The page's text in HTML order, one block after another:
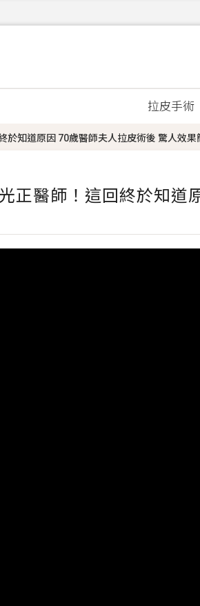
拉皮手術
知道原因 70歲醫師夫人拉皮術後 驚人效果
正醫師！這回終於知道